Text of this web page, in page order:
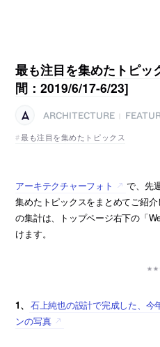
最も注目を集めたトピッ
間：2019/6/17-6/23]
ARCHITECTURE
最も注目を集めたトピックス
アーキテクチャーフォト
で、先
集めたトピックスをまとめてご紹
の集計は、トップページ右下の「
けます。
1、 石上純也の設計で完成した、今
ンの写真